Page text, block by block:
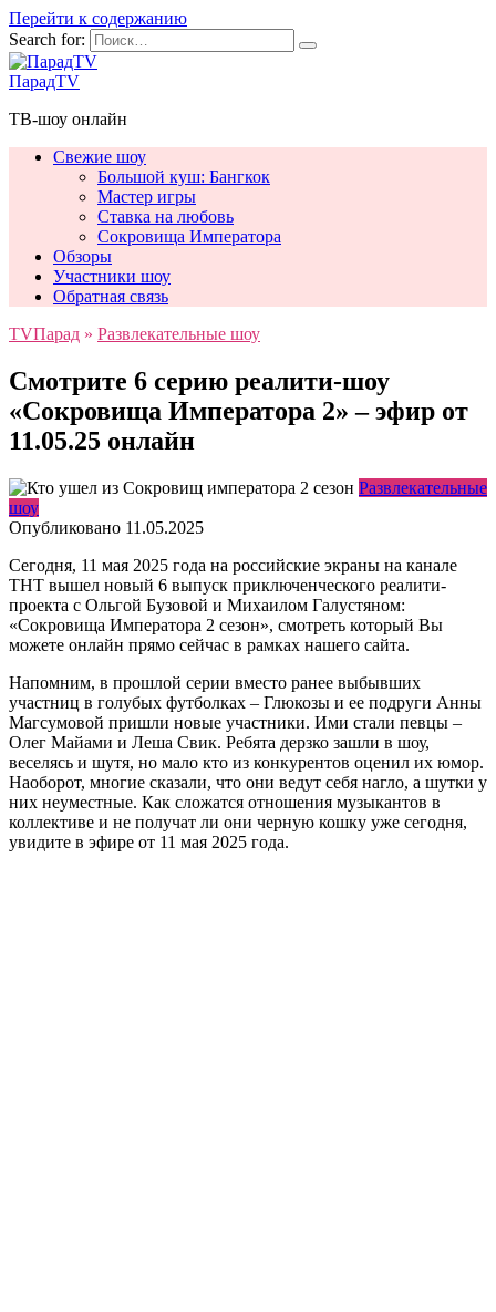
Перейти к содержанию
Search for:
ПарадTV
ТВ-шоу онлайн
Свежие шоу
Большой куш: Бангкок
Мастер игры
Ставка на любовь
Сокровища Императора
Обзоры
Участники шоу
Обратная связь
TVПарад » Развлекательные шоу
Смотрите 6 серию реалити-шоу
«Сокровища Императора 2» – эфир от
11.05.25 онлайн
Развлекательные
шоу
Опубликовано 11.05.2025
Сегодня, 11 мая 2025 года на российские экраны на канале
ТНТ вышел новый 6 выпуск приключенческого реалити-
проекта с Ольгой Бузовой и Михаилом Галустяном:
«Сокровища Императора 2 сезон», смотреть который Вы
можете онлайн прямо сейчас в рамках нашего сайта.
Напомним, в прошлой серии вместо ранее выбывших
участниц в голубых футболках – Глюкозы и ее подруги Анны
Магсумовой пришли новые участники. Ими стали певцы –
Олег Майами и Леша Свик. Ребята дерзко зашли в шоу,
веселясь и шутя, но мало кто из конкурентов оценил их юмор.
Наоборот, многие сказали, что они ведут себя нагло, а шутки у
них неуместные. Как сложатся отношения музыкантов в
коллективе и не получат ли они черную кошку уже сегодня,
увидите в эфире от 11 мая 2025 года.